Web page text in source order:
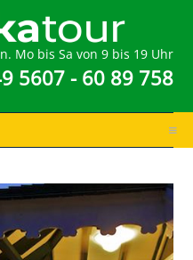
Mo bis Sa von 9 bis 19 Uhr
5607 - 60 89 758